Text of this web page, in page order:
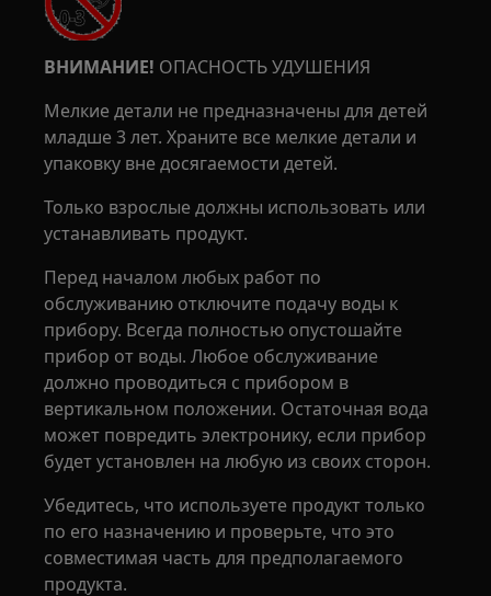
ВНИМАНИЕ! ОПАСНОСТЬ УДУШЕНИЯ
Мелкие детали не предназначены для детей
младше 3 лет. Храните все мелкие детали и
упаковку вне досягаемости детей.
Только взрослые должны использовать или
устанавливать продукт.
Перед началом любых работ по
обслуживанию отключите подачу воды к
прибору. Всегда полностью опустошайте
прибор от воды. Любое обслуживание
должно проводиться с прибором в
вертикальном положении. Остаточная вода
может повредить электронику, если прибор
будет установлен на любую из своих сторон.
Убедитесь, что используете продукт только
по его назначению и проверьте, что это
совместимая часть для предполагаемого
продукта.